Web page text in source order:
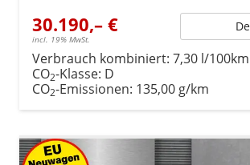
30.190,– €
incl. 19% MwSt.
Verbrauch kombiniert: 7,30 l/100km
CO2-Klasse: D
CO2-Emissionen: 135,00 g/km